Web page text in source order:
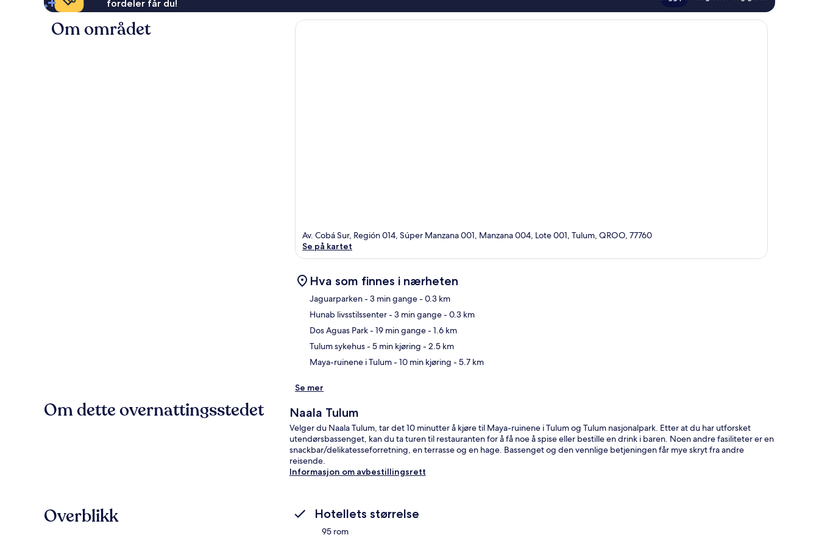
fordeler får du!
Om området
Av. Cobá Sur, Región 014, Súper Manzana 001, Manzana 004, Lote 001, Tulum, QROO, 77760
Se på kartet
Hva som finnes i nærheten
Jaguarparken- 3 min gange- 0.3 km
Hunab livsstilssenter- 3 min gange- 0.3 km
Dos Aguas Park- 19 min gange- 1.6 km
Tulum sykehus- 5 min kjøring - 2.5 km
Maya-ruinene i Tulum- 10 min kjøring - 5.7 km
Se mer
Om dette overnattingsstedet Naala Tulum
Velger du Naala Tulum, tar det 10 minutter å kjøre til Maya-ruinene i Tulum og Tulum nasjonalpark. Etter at du har utforsket
utendørsbassenget, kan du ta turen til restauranten for å få noe å spise eller bestille en drink i baren. Noen andre fasiliteter er en
snackbar/delikatesseforretning, en terrasse og en hage. Bassenget og den vennlige betjeningen får mye skryt fra andre
reisende.
Informasjon om avbestillingsrett
Overblikk Hotellets størrelse
95 rom